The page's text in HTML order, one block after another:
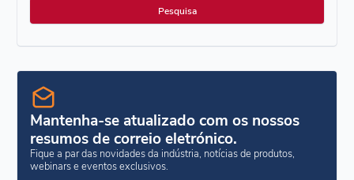
Mantenha-se atualizado com os nossos
resumos de correio eletrónico.
Fique a par das novidades da indústria, notícias de produtos,
webinars e eventos exclusivos.